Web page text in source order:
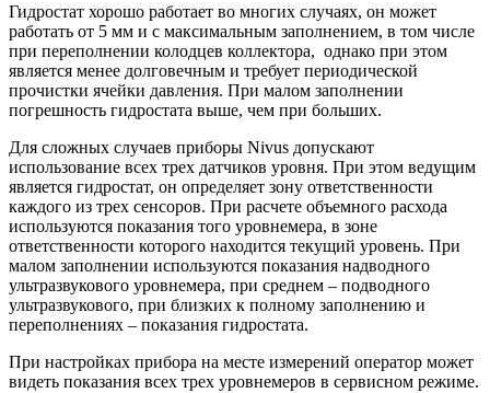
Гидростат хорошо работает во многих случаях, он может
работать от 5 мм и с максимальным заполнением, в том числе
при переполнении колодцев коллектора, однако при этом
является менее долговечным и требует периодической
прочистки ячейки давления. При малом заполнении
погрешность гидростата выше, чем при больших.
Для сложных случаев приборы Nivus допускают
использование всех трех датчиков уровня. При этом ведущим
является гидростат, он определяет зону ответственности
каждого из трех сенсоров. При расчете объемного расхода
используются показания того уровнемера, в зоне
ответственности которого находится текущий уровень. При
малом заполнении используются показания надводного
ультразвукового уровнемера, при среднем – подводного
ультразвукового, при близких к полному заполнению и
переполнениях – показания гидростата.
При настройках прибора на месте измерений оператор может
видеть показания всех трех уровнемеров в сервисном режиме.